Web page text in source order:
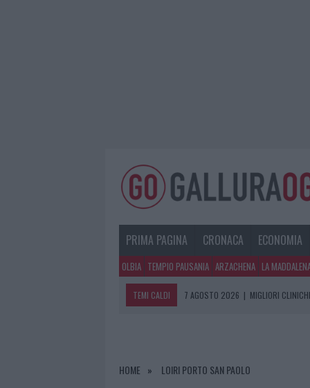
PRIMA PAGINA CRONACA ECONOMIA
OLBIA TEMPIO PAUSANIA ARZACHENA LA
TEMI CALDI 7 AGOSTO 2026 | MIGLIORI
7 AGOSTO 2026 | FILM INTERNAZIONALE, CASTING
HOME LOIRI PORTO SAN PAOLO